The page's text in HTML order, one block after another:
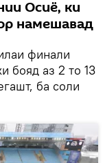
Осиё, ки
намешавад
финали
бояд аз 2 то 13
ба соли